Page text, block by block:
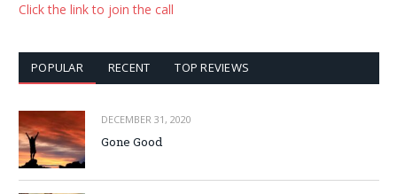
Click the link to join the call
POPULAR RECENT TOP REVIEWS
DECEMBER 31, 2020
Gone Good